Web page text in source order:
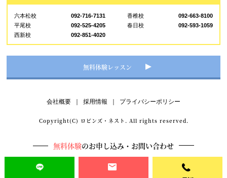
六本松校 092-716-7131 香椎校
092-663-8100
平尾校
092-525-4205 春日校
092-593-1059
西新校
092-851-4020
無料体験レッスン
会社概要｜ 採用情報 ｜ プライバシーポリシー
Copyright(C) ロビンズ・ネスト. All rights reserved.
無料体験のお申し込み・お問い合わせ